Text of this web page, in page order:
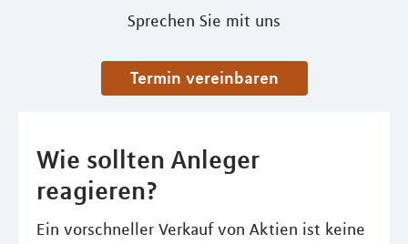
Sprechen Sie mit uns
Termin vereinbaren
Wie sollten Anleger
reagieren?
Ein vorschneller Verkauf von Aktien ist keine